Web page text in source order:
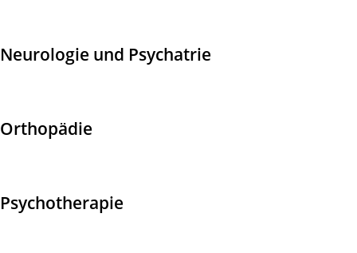
Neurologie und Psychatrie
Orthopädie
Psychotherapie